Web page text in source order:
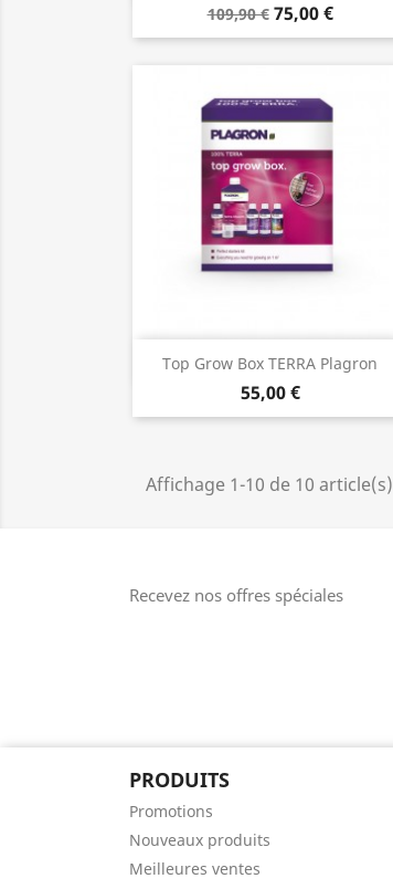
109,90 € 75,00 €
Top Grow Box TERRA Plagron
55,00 €
Aperçu rapide
Affichage 1-10 de 10 article(s)
Recevez nos offres spéciales
PRODUITS
Promotions
Nouveaux produits
Meilleures ventes